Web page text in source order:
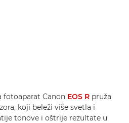
fotoaparat Canon EOS R pruža
koji beleži više svetla i
tonove i oštrije rezultate u